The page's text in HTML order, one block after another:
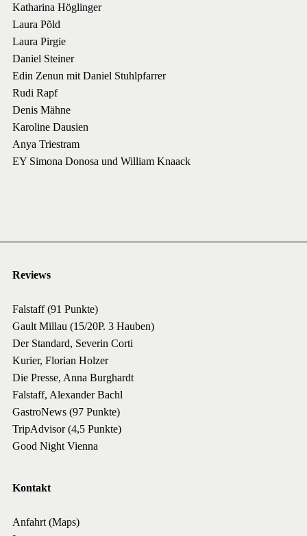
Katharina Höglinger
Laura Põld
Laura Pirgie
Daniel Steiner
Edin Zenun mit Daniel Stuhlpfarrer
Rudi Rapf
Denis Mähne
Karoline Dausien
Anya Triestram
EY Simona Donosa und William Knaack
Reviews
Falstaff (91 Punkte)
Gault Millau (15/20P. 3 Hauben)
Der Standard, Severin Corti
Kurier, Florian Holzer
Die Presse, Anna Burghardt
Falstaff, Alexander Bachl
GastroNews (97 Punkte)
TripAdvisor (4,5 Punkte)
Good Night Vienna
Kontakt
Anfahrt (Maps)